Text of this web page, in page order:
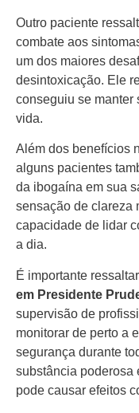
Outro paciente
combate aos
um dos maiores
desintoxicação. Ele
conseguiu se manter
vida.
Além dos benefícios
alguns pacientes
da ibogaína em sua
sensação de clareza
capacidade de lidar
a dia.
É importante
em Presidente
supervisão de
monitorar de perto a
segurança durante
substância poderosa
pode causar efeitos